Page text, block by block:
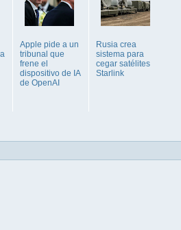
Apple pide a un
tribunal que
frene el
dispositivo de IA
de OpenAI
Rusia crea
sistema para
cegar satélites
Starlink